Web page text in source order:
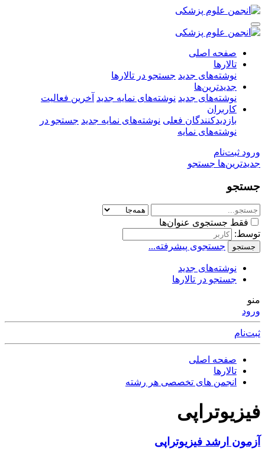
صفحه اصلی
تالارها
نوشته‌های جدید جستجو در تالارها
جدیدترین‌ها
نوشته‌های جدید نوشته‌های نمایه جدید آخرین فعالیت
کاربران
بازدیدکنندگان فعلی نوشته‌های نمایه جدید جستجو در
نوشته‌های نمایه
ورود ثبت‌نام
جدیدترین‌ها جستجو
جستجو
فقط جستجوی عنوان‌ها
توسط:
جستجو جستجوی پیشرفته...
نوشته‌های جدید
جستجو در تالارها
منو
ورود
ثبت‌نام
صفحه اصلی
تالارها
انجمن های تخصصی هر رشته
فیزیوتراپی
آزمون ارشد فیزیوتراپی